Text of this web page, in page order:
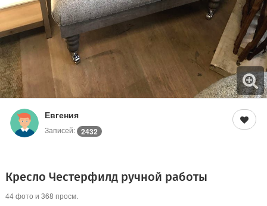
Евгения
Записей: 2432
Кресло Честерфилд ручной работы
44 фото и 368 просм.